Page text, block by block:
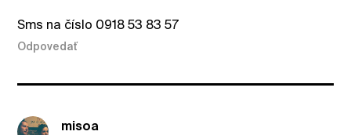
Sms na číslo 0918 53 83 57
Odpovedať
misoa